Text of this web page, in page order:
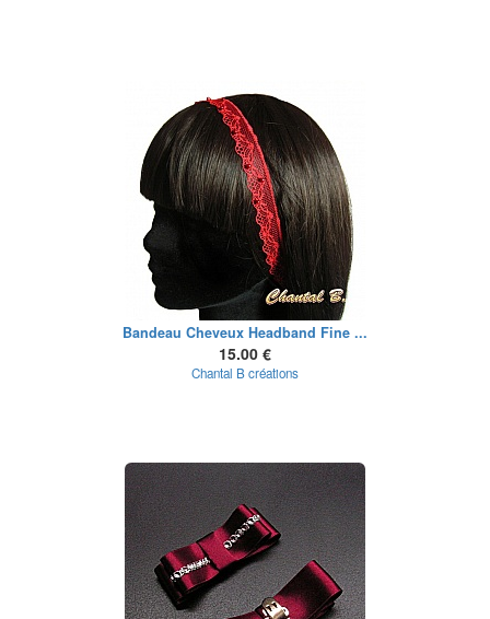
Bandeau Cheveux Headband Fine ...
15.00 €
Chantal B créations